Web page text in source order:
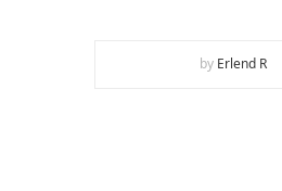
by Erlend R